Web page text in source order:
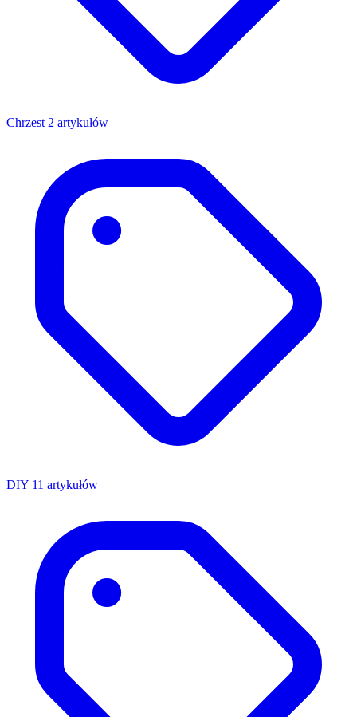
Chrzest 2 artykułów
DIY 11 artykułów